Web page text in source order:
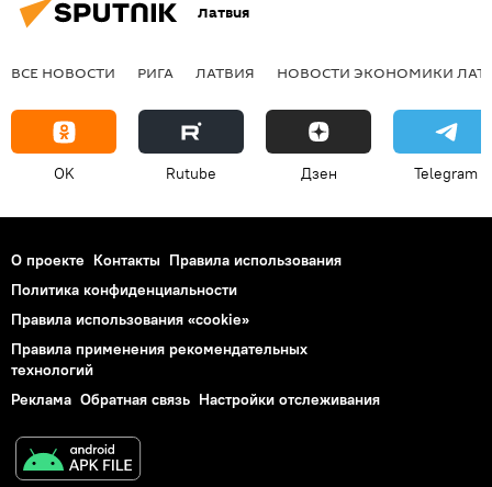
Латвия
ВСЕ НОВОСТИ РИГА ЛАТВИЯ НОВОСТИ ЭКОНОМИКИ
OK Rutube Дзен Telegram
О проекте Контакты Правила использования
Политика конфиденциальности
Правила использования «cookie»
Правила применения рекомендательных
технологий
Реклама Обратная связь Настройки отслеживания